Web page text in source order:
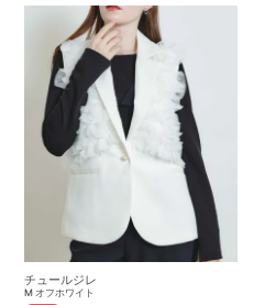
チュールジレ
M オフホワイト